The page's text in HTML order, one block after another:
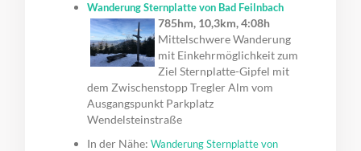
Wanderung Sternplatte von Bad Feilnbach
785hm, 10,3km, 4:08h
Mittelschwere Wanderung
mit Einkehrmöglichkeit zum
Ziel Sternplatte-Gipfel mit
dem Zwischenstopp Tregler Alm vom
Ausgangspunkt Parkplatz
Wendelsteinstraße
In der Nähe:Wanderung Sternplatte von